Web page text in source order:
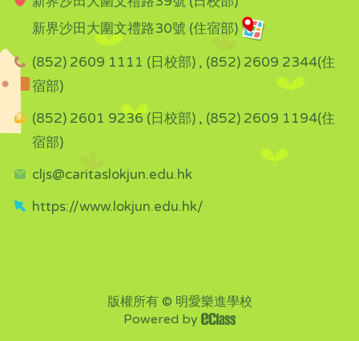
新界沙田大圍文禮路30號 (住宿部)
(852) 2609 1111 (日校部) , (852) 2609 2344(住
宿部)
(852) 2601 9236 (日校部) , (852) 2609 1194(住
宿部)
cljs@caritaslokjun.edu.hk
https://www.lokjun.edu.hk/
版權所有 © 明愛樂進學校
Powered by